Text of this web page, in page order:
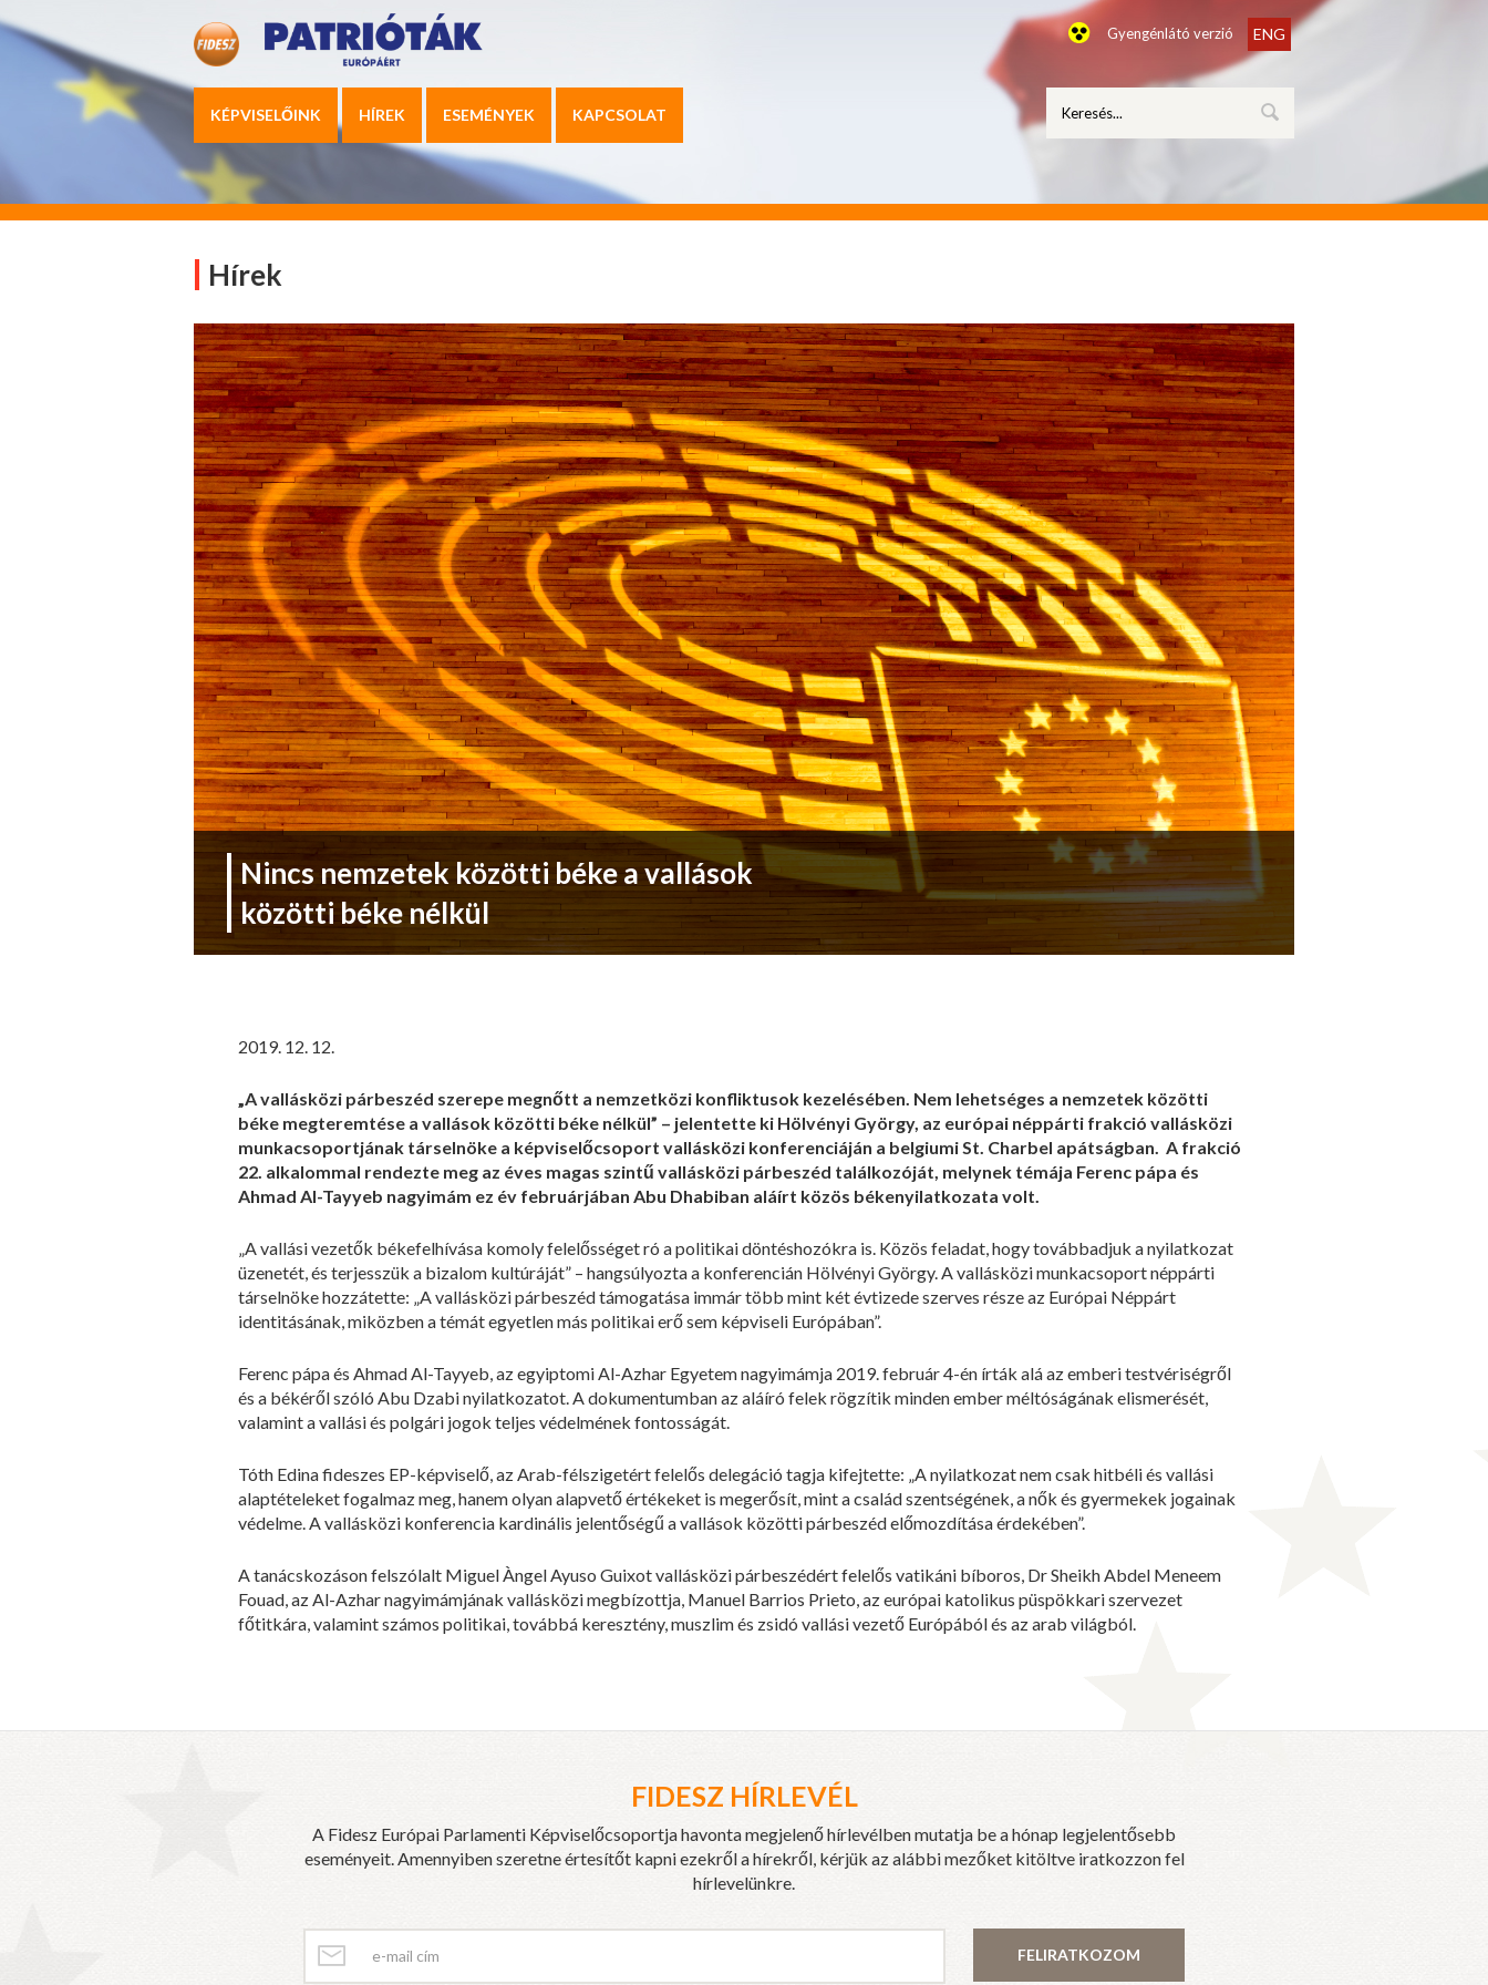
Gyengénlátó verzió ENG
KÉPVISELŐINK HÍREK ESEMÉNYEK KAPCSOLAT
Hírek
Nincs nemzetek közötti béke a vallások
közötti béke nélkül
2019. 12. 12.
„A vallásközi párbeszéd szerepe megnőtt a nemzetközi konfliktusok kezelésében. Nem lehetséges a nemzetek közötti
béke megteremtése a vallások közötti béke nélkül” – jelentette ki Hölvényi György, az európai néppárti frakció vallásközi
munkacsoportjának társelnöke a képviselőcsoport vallásközi konferenciáján a belgiumi St. Charbel apátságban. A frakció
22. alkalommal rendezte meg az éves magas szintű vallásközi párbeszéd találkozóját, melynek témája Ferenc pápa és
Ahmad Al-Tayyeb nagyimám ez év februárjában Abu Dhabiban aláírt közös békenyilatkozata volt.
„A vallási vezetők békefelhívása komoly felelősséget ró a politikai döntéshozókra is. Közös feladat, hogy továbbadjuk a nyilatkozat
üzenetét, és terjesszük a bizalom kultúráját” – hangsúlyozta a konferencián Hölvényi György. A vallásközi munkacsoport néppárti
társelnöke hozzátette: „A vallásközi párbeszéd támogatása immár több mint két évtizede szerves része az Európai Néppárt
identitásának, miközben a témát egyetlen más politikai erő sem képviseli Európában”.
Ferenc pápa és Ahmad Al-Tayyeb, az egyiptomi Al-Azhar Egyetem nagyimámja 2019. február 4-én írták alá az emberi testvériségről
és a békéről szóló Abu Dzabi nyilatkozatot. A dokumentumban az aláíró felek rögzítik minden ember méltóságának elismerését,
valamint a vallási és polgári jogok teljes védelmének fontosságát.
Tóth Edina fideszes EP-képviselő, az Arab-félszigetért felelős delegáció tagja kifejtette: „A nyilatkozat nem csak hitbéli és vallási
alaptételeket fogalmaz meg, hanem olyan alapvető értékeket is megerősít, mint a család szentségének, a nők és gyermekek jogainak
védelme. A vallásközi konferencia kardinális jelentőségű a vallások közötti párbeszéd előmozdítása érdekében”.
A tanácskozáson felszólalt Miguel Àngel Ayuso Guixot vallásközi párbeszédért felelős vatikáni bíboros, Dr Sheikh Abdel Meneem
Fouad, az Al-Azhar nagyimámjának vallásközi megbízottja, Manuel Barrios Prieto, az európai katolikus püspökkari szervezet
főtitkára, valamint számos politikai, továbbá keresztény, muszlim és zsidó vallási vezető Európából és az arab világból.
FIDESZ HÍRLEVÉL
A Fidesz Európai Parlamenti Képviselőcsoportja havonta megjelenő hírlevélben mutatja be a hónap legjelentősebb
eseményeit. Amennyiben szeretne értesítőt kapni ezekről a hírekről, kérjük az alábbi mezőket kitöltve iratkozzon fel
hírlevelünkre.
FELIRATKOZOM